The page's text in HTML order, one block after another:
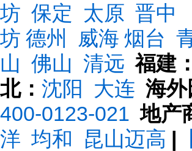
坊 保定 太原 晋中
坊 德州 威海 烟台
山 佛山 清远 福建：
北： 沈阳 大连 海外
400-0123-021 地产
洋 均和 昆山迈高 |